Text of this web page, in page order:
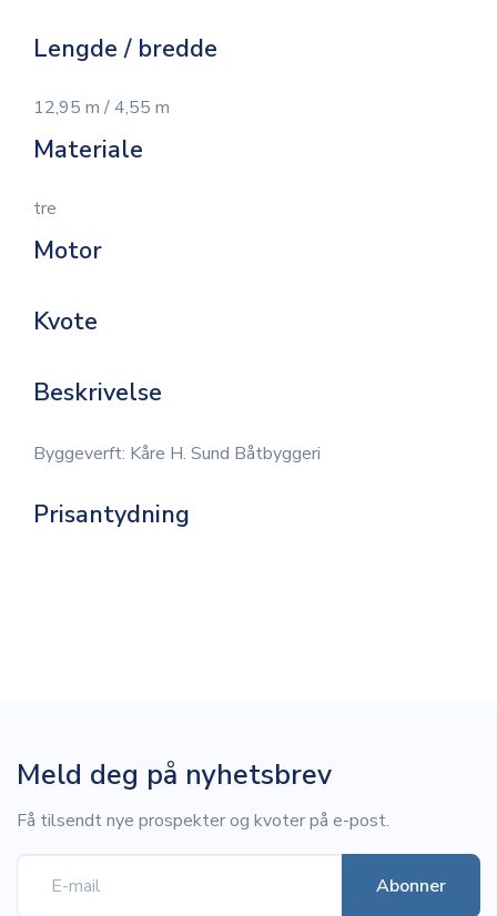
Lengde / bredde
12,95 m / 4,55 m
Materiale
tre
Motor
Kvote
Beskrivelse
Byggeverft: Kåre H. Sund Båtbyggeri
Prisantydning
Meld deg på nyhetsbrev
Få tilsendt nye prospekter og kvoter på e-post.